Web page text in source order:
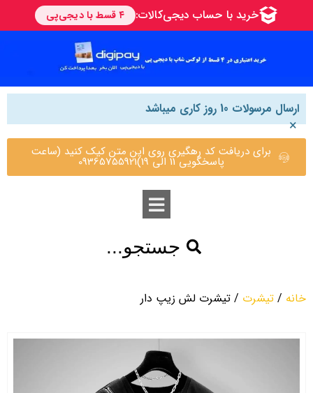
ارسال مرسولات 10 روز کاری میباشد
×
برای دریافت کد رهگیری روی این متن کیک کنید (ساعت
پاسخگویی 11 الی 19)09365755921
جستجو...
خانه / تیشرت / تیشرت لش زیپ دار